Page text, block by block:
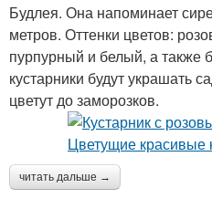
Будлея. Она напоминает
метров. Оттенки цветов:
пурпурный и белый, а также
кустарники будут украшать
цветут до заморозков.
читать дальше →